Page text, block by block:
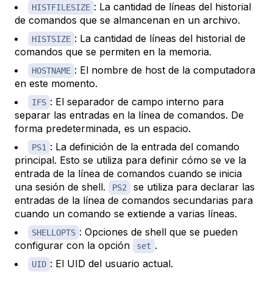
HISTFILESIZE : La cantidad de líneas del historial
de comandos que se almancenan en un archivo.
HISTSIZE : La cantidad de líneas del historial de
comandos que se permiten en la memoria.
HOSTNAME : El nombre de host de la computadora
en este momento.
IFS : El separador de campo interno para
separar las entradas en la línea de comandos. De
forma predeterminada, es un espacio.
PS1 : La definición de la entrada del comando
principal. Esto se utiliza para definir cómo se ve la
entrada de la línea de comandos cuando se inicia
una sesión de shell.
PS2
se utiliza para declarar las
entradas de la línea de comandos secundarias para
cuando un comando se extiende a varias líneas.
SHELLOPTS : Opciones de shell que se pueden
configurar con la opción
set .
UID : El UID del usuario actual.